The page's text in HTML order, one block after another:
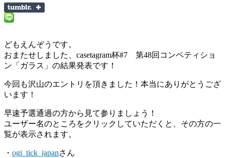
どもえんぞうです。
おまたせしました、casetagram杯#7 第48回コンペティショ
ン「ガラス」の結果発表です！
今回も沢山のエントリを頂きました！本当にありがとうござ
います！
早速予選通過の方から見て参りましょう！
ユーザー名のところをクリックしていただくと、その方の一
覧が表示されます。
・ ogi_tick_japanさん